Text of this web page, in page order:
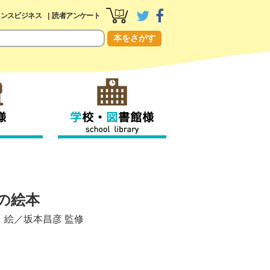
スビジネス 読者アンケート
本をさがす
絵本
絵／坂本昌彦 監修